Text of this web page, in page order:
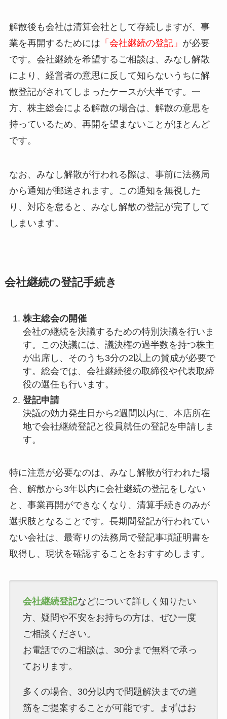
解散後も会社は清算会社として存続しますが、事
業を再開するためには 「会社継続の登記」 が必要
です。会社継続を希望するご相談は、みなし解散
により、経営者の意思に反して知らないうちに解
散登記がされてしまったケースが大半です。一
方、株主総会による解散の場合は、解散の意思を
持っているため、再開を望まないことがほとんど
です。
なお、みなし解散が行われる際は、事前に法務局
から通知が郵送されます。この通知を無視した
り、対応を怠ると、みなし解散の登記が完了して
しまいます。
会社継続の登記手続き
株主総会の開催
会社の継続を決議するための特別決議を行いま
す。この決議には、議決権の過半数を持つ株主
が出席し、そのうち3分の2以上の賛成が必要で
す。総会では、会社継続後の取締役や代表取締
役の選任も行います。
登記申請
決議の効力発生日から2週間以内に、本店所在
地で会社継続登記と役員就任の登記を申請しま
す。
特に注意が必要なのは、みなし解散が行われた場
合、解散から3年以内に会社継続の登記をしない
と、事業再開ができなくなり、清算手続きのみが
選択肢となることです。長期間登記が行われてい
ない会社は、最寄りの法務局で登記事項証明書を
取得し、現状を確認することをおすすめします。
会社継続登記などについて詳しく知りたい
方、疑問や不安をお持ちの方は、ぜひ一度
ご相談ください。
お電話でのご相談は、30分まで無料で承っ
ております。
多くの場合、30分以内で問題解決までの道
筋をご提案することが可能です。まずはお